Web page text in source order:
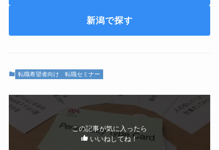
新潟で探す
転職希望者向け 転職セミナー
この記事が気に入ったら
いいねしてね！